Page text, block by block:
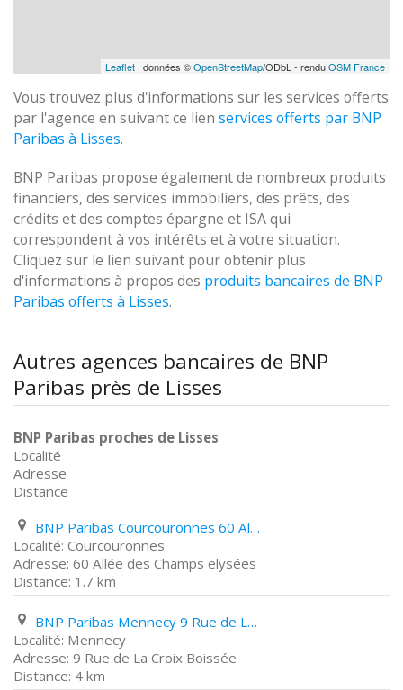
Leaflet | données ©OpenStreetMap/ODbL - renduOSM France
Vous trouvez plus d'informations sur les services offerts
par l'agence en suivant ce lien services offerts par BNP
Paribas à Lisses.
BNP Paribas propose également de nombreux produits
financiers, des services immobiliers, des prêts, des
crédits et des comptes épargne et ISA qui
correspondent à vos intérêts et à votre situation.
Cliquez sur le lien suivant pour obtenir plus
d'informations à propos des produits bancaires de BNP
Paribas offerts à Lisses.
Autres agences bancaires de BNP
Paribas près de Lisses
BNP Paribas proches de Lisses
Localité
Adresse
Distance
BNP Paribas Courcouronnes 60 Allée des Champs elysées
Courcouronnes
60 Allée des Champs elysées
1.7 km
BNP Paribas Mennecy 9 Rue de La Croix Boissée
Mennecy
9 Rue de La Croix Boissée
4 km